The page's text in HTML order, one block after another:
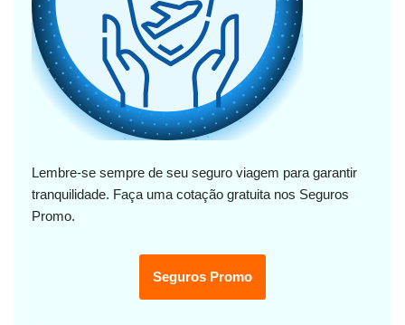
Lembre-se sempre de seu seguro viagem para garantir
tranquilidade. Faça uma cotação gratuita nos Seguros
Promo.
Seguros Promo